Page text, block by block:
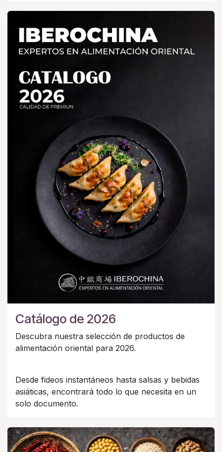
Catálogo de 2026
Descubra nuestra selección de productos de
alimentación oriental para 2026.
Desde fideos instantáneos hasta salsas y bebidas
asiáticas, encontrará todo lo que necesita en un
solo documento.